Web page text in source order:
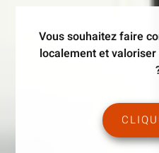
Vous souhaitez faire
localement et